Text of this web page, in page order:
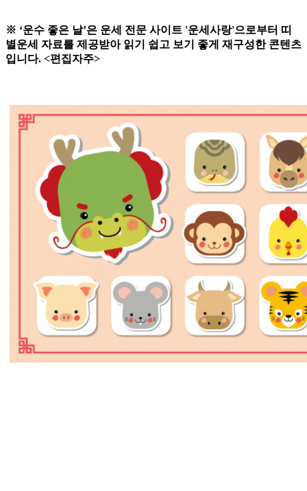
※ ‘운수 좋은 날’은 운세 전문 사이트 '운세사랑'으로부터 띠
별운세 자료를 제공받아 읽기 쉽고 보기 좋게 재구성한 콘텐츠
입니다. <편집자주>